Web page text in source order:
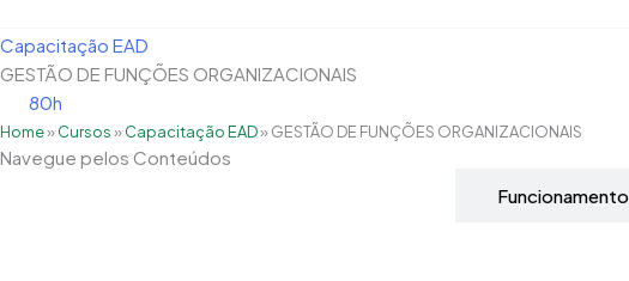
Capacitação EAD
GESTÃO DE FUNÇÕES ORGANIZACIONAIS
80h
Home»Cursos»Capacitação EAD»GESTÃO DE FUNÇÕES ORGANIZACIONAIS
Navegue pelos Conteúdos
Funcionamento